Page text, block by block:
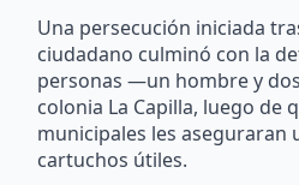
Una persecución iniciada
ciudadano culminó con la
personas —un hombre y
colonia La Capilla, luego de
municipales les aseguraran
cartuchos útiles.